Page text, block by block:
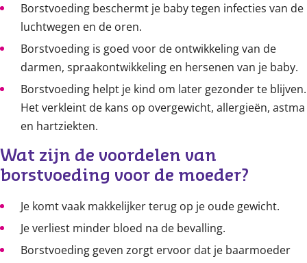
Borstvoeding beschermt je baby tegen infecties van de
luchtwegen en de oren.
Borstvoeding is goed voor de ontwikkeling van de
darmen, spraakontwikkeling en hersenen van je baby.
Borstvoeding helpt je kind om later gezonder te blijven.
Het verkleint de kans op overgewicht, allergieën, astma
en hartziekten.
Wat zijn de voordelen van
borstvoeding voor de moeder?
Je komt vaak makkelijker terug op je oude gewicht.
Je verliest minder bloed na de bevalling.
Borstvoeding geven zorgt ervoor dat je baarmoeder